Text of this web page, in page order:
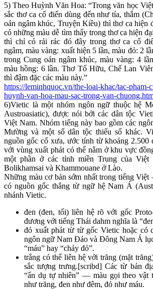
5) Theo Huỳnh Văn Hoa: “Trong văn học
sắc thơ ca cổ điển dùng đến như tía, thắm
oán ngâm khúc, Truyện Kiều) thì thơ ca hiện
có những màu dễ tìm thấy trong thơ ca hiện
thì chỉ có rải rác đó đây trong thơ ca cổ
ngâm, màu vàng: xuất hiện 5 lần, màu đỏ: 2
trong Cung oán ngâm khúc, màu vàng: 4
màu hồng: 6 lần. Thơ Tố Hữu, Chế Lan
thì đậm đặc các màu này.”
https://leminhquoc.vn/the-loai-khac/tac-pham-
huynh-van-hoa-mau-sac-trong-van-
6)Vietic là một nhóm ngôn ngữ thuộc hệ
Austroasiatic), được nói bởi các dân tộc
Việt Nam. Nhóm tiếng này bao gồm các
Mường và một số dân tộc thiểu số khác.
nguồn gốc cổ xưa, ước tính từ khoảng 2.500
với vùng xuất phát có thể nằm ở khu vực
một phần ở các tỉnh miền Trung của Việt
Bolikhamsai và Khammouane ở Lào.
Những màu cơ bản sớm nhất trong tiếng
có nguồn gốc thẳng từ ngữ hệ Nam Á
nhánh Vietic.
đen (đen, tối) liên hệ rõ với gốc
đương với tiếng Thái dahm nghĩa là
đỏ xuất phát từ từ gốc Vietic hoặc có
ngôn ngữ Nam Đảo và Đông Nam Á
“máu” hay “cháy đỏ”.
trắng có thể liên hệ với trăng (mặt
sắc tượng trưng.[scribd] Các từ bản
“ẩn dụ tự nhiên” — màu gọi theo vật
như trăng, đen như đêm, đỏ như máu.